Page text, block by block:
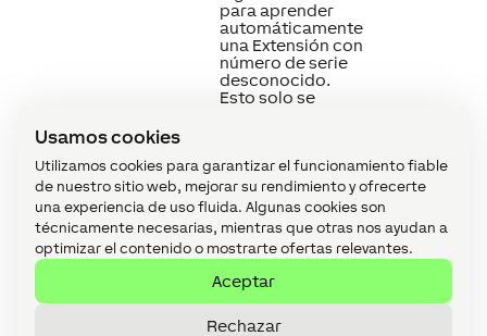
Usamos cookies
Utilizamos cookies para garantizar el funcionamiento fiable
de nuestro sitio web, mejorar su rendimiento y ofrecerte
una experiencia de uso fluida. Algunas cookies son
técnicamente necesarias, mientras que otras nos ayudan a
optimizar el contenido o mostrarte ofertas relevantes.
Aceptar
Rechazar
para aprender
automáticamente
una Extensión con
número de serie
desconocido.
Esto solo se
mismo tipo en un
Miniserver
independiente
(no en una
configuración
Cliente-Puerta de
Guarde en el
Miniserver para
aprender la